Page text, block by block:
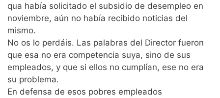
qua había solicitado el subsidio de desempleo en
noviembre, aún no había recibido noticias del
mismo.
No os lo perdáis. Las palabras del Director fueron
que esa no era competencia suya, sino de sus
empleados, y que si ellos no cumplían, ese no era
su problema.
En defensa de esos pobres empleados